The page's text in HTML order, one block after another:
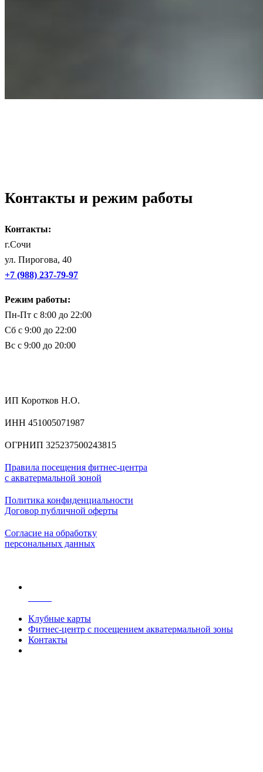
Контакты и режим работы
Контакты:
г.Сочи
ул. Пирогова, 40
+7 (988) 237-79-97
Режим работы:
Пн-Пт с 8:00 до 22:00
Сб с 9:00 до 22:00
Вс с 9:00 до 20:00
ИП Коротков Н.О.
ИНН 451005071987
ОГРНИП 325237500243815
Правила посещения фитнес-центра
с акватермальной зоной
Политика конфиденциальности
Договор публичной оферты
Согласие на обработку
персональных данных
Клубные карты
Фитнес-центр с посещением акватермальной зоны
Контакты